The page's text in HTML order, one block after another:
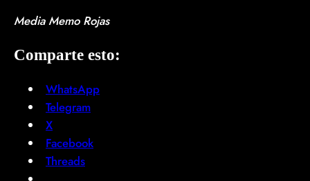
Media Memo Rojas
Comparte esto:
WhatsApp
Telegram
X
Facebook
Threads